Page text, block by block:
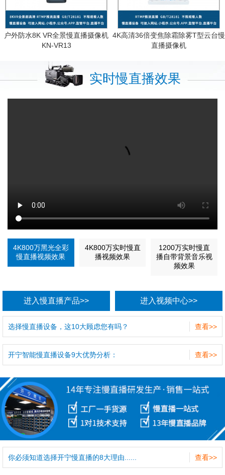
户外防水8K VR全景慢直播摄像机
KN-VR13
4K高清36倍变焦除霜除雾T型云台慢
直播摄像机
实时慢直播效果
4K800万黑光全彩
慢直播视频效果
4K800万实时慢直
播视频效果
1200万实时慢直
播自带背景音乐视
频效果
进入慢直播产品>> 进入视频中心>>
查看>>
选择慢直播设备，这10大顾虑您有吗？
查看>>
开宁智能慢直播设备9大优势分析：
查看>>
你必须知道选择开宁慢直播的8大理由......